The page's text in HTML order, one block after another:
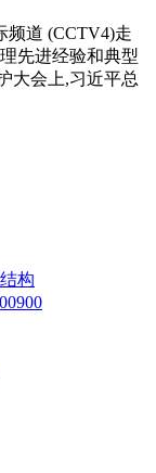
频道 (CCTV4)走
先进经验和典型
大会上,习近平总
构